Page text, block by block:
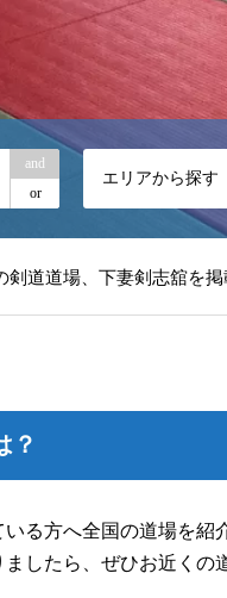
and
or
エリアから探す
剣道道場、下妻剣志舘を掲
居合道・杖術道場、ものの
？
る方へ全国の道場を紹
したら、ぜひお近くの